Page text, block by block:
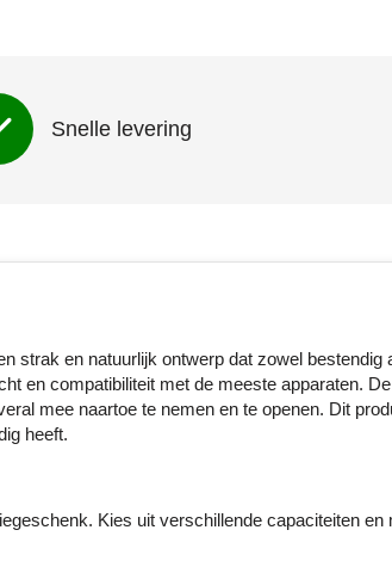
Snelle levering
strak en natuurlijk ontwerp dat zowel bestendig
en compatibiliteit met de meeste apparaten. De
mee naartoe te nemen en te openen. Dit
heeft.
Kies uit verschillende capaciteiten en